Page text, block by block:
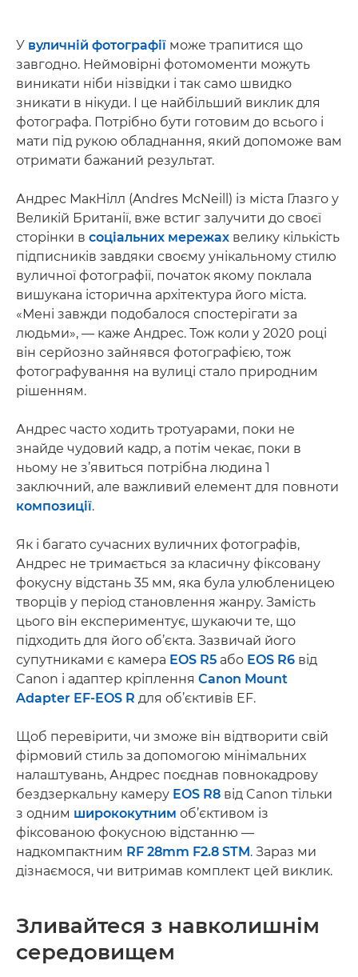
У вуличній фотографії може трапитися що
завгодно. Неймовірні фотомоменти можуть
виникати ніби нізвідки і так само швидко
зникати в нікуди. І це найбільший виклик для
фотографа. Потрібно бути готовим до всього і
мати під рукою обладнання, який допоможе вам
отримати бажаний результат.
Андрес МакНілл (Andres McNeill) із міста Глазго у
Великій Британії, вже встиг залучити до своєї
сторінки в соціальних мережах велику кількість
підписників завдяки своєму унікальному стилю
вуличної фотографії, початок якому поклала
вишукана історична архітектура його міста.
«Мені завжди подобалося спостерігати за
людьми», — каже Андрес. Тож коли у 2020 році
він серйозно зайнявся фотографією, тож
фотографування на вулиці стало природним
рішенням.
Андрес часто ходить тротуарами, поки не
знайде чудовий кадр, а потім чекає, поки в
ньому не з’явиться потрібна людина 1
заключний, але важливий елемент для повноти
композиції.
Як і багато сучасних вуличних фотографів,
Андрес не тримається за класичну фіксовану
фокусну відстань 35 мм, яка була улюбленицею
творців у період становлення жанру. Замість
цього він експериментує, шукаючи те, що
підходить для його об’єкта. Зазвичай його
супутниками є камера EOS R5 або EOS R6 від
Canon і адаптер кріплення Canon Mount
Adapter EF-EOS R для об’єктивів EF.
Щоб перевірити, чи зможе він відтворити свій
фірмовий стиль за допомогою мінімальних
налаштувань, Андрес поєднав повнокадрову
бездзеркальну камеру EOS R8 від Canon тільки
з одним ширококутним об’єктивом із
фіксованою фокусною відстанню —
надкомпактним RF 28mm F2.8 STM. Зараз ми
дізнаємося, чи витримав комплект цей виклик.
Зливайтеся з навколишнім
середовищем